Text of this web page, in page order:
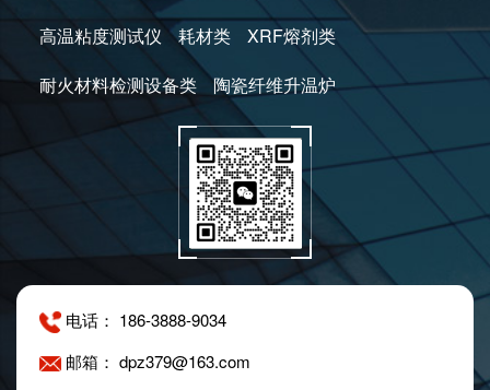
高温粘度测试仪
耗材类
XRF熔剂类
耐火材料检测设备类
陶瓷纤维升温炉
电话： 186-3888-9034
邮箱： dpz379@163.com